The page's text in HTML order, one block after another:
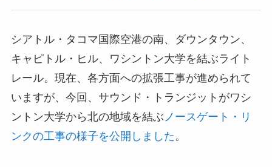
シアトル・タコマ国際空港の南、ダウンタウン、
キャピトル・ヒル、ワシントン大学を結ぶライト
レール。現在、各方面への拡張工事が進められて
いますが、今回、サウンド・トランジットがワシ
ントン大学から北の地域を結ぶ ノースゲート・リ
ンクの工事の様子を公開しました 。